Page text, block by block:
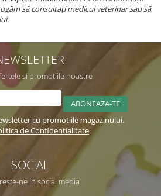
să consultați medicul veterinar sau să
si promotiile noastre
cu promotiile magazinului.
de Confidentialitate
SOCIAL
ne in social media